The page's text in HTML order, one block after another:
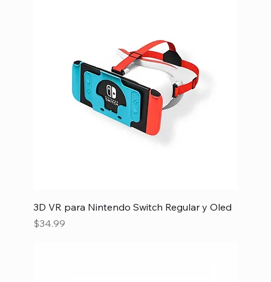
3D VR para Nintendo Switch Regular y Oled
Precio
$34.99